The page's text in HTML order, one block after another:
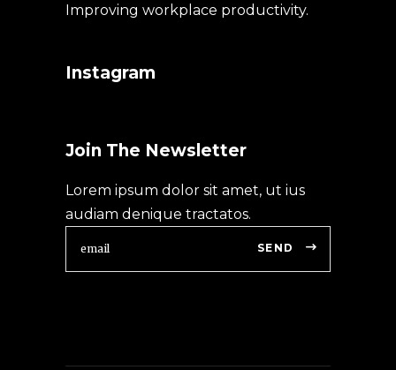
Improving workplace productivity.
Instagram
Join The Newsletter
Lorem ipsum dolor sit amet, ut ius
audiam denique tractatos.
SEND